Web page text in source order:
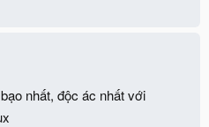
nhất, độc ác nhất với